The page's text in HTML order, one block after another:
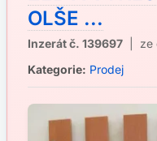
OLŠE ...
Inzerát č. 139697 | ze
Kategorie: Prodej